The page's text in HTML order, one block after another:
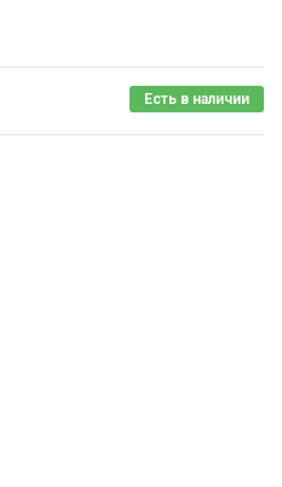
Есть в наличии